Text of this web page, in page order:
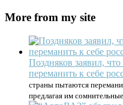
More from my site
Поздняков заявил,
переманить к себе
страны пытаются
предлагая им